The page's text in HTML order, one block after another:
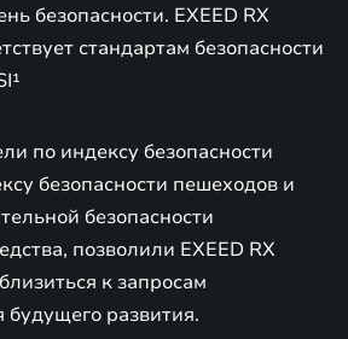
безопасности. EXEED RX
стандартам безопасности
по индексу безопасности
безопасности пешеходов и
безопасности
позволили EXEED RX
к запросам
будущего развития.